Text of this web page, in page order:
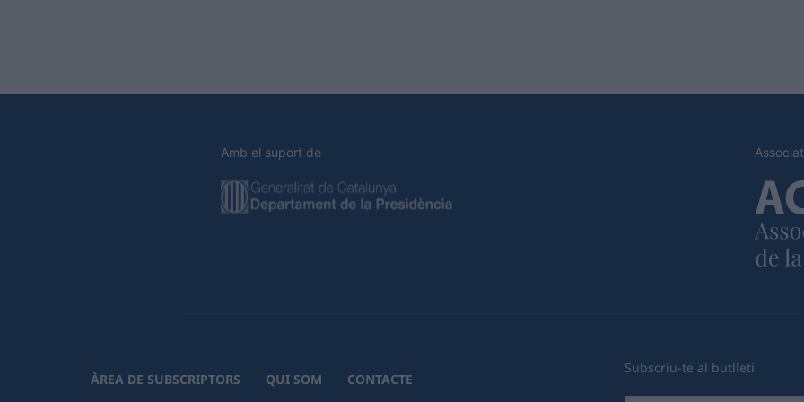
Amb el suport de
ÀREA DE SUBSCRIPTORS QUI SOM CONTACTE
Subscriu-te al butlletí